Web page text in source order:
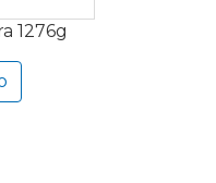
1276g